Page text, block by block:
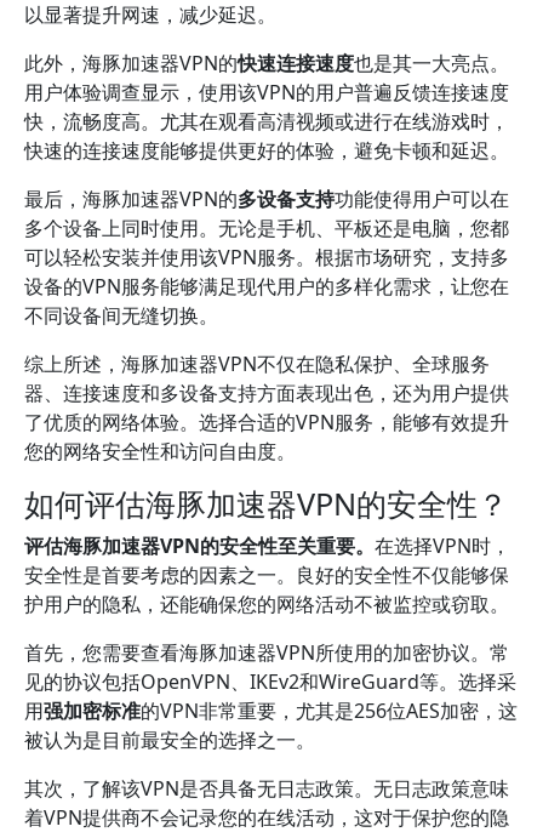
以显著提升网速，减少延迟。
此外，海豚加速器VPN的快速连接速度也是其一大亮点。
用户体验调查显示，使用该VPN的用户普遍反馈连接速度
快，流畅度高。尤其在观看高清视频或进行在线游戏时，
快速的连接速度能够提供更好的体验，避免卡顿和延迟。
最后，海豚加速器VPN的多设备支持功能使得用户可以在
多个设备上同时使用。无论是手机、平板还是电脑，您都
可以轻松安装并使用该VPN服务。根据市场研究，支持多
设备的VPN服务能够满足现代用户的多样化需求，让您在
不同设备间无缝切换。
综上所述，海豚加速器VPN不仅在隐私保护、全球服务
器、连接速度和多设备支持方面表现出色，还为用户提供
了优质的网络体验。选择合适的VPN服务，能够有效提升
您的网络安全性和访问自由度。
如何评估海豚加速器VPN的安全性？
评估海豚加速器VPN的安全性至关重要。 在选择VPN时，
安全性是首要考虑的因素之一。良好的安全性不仅能够保
护用户的隐私，还能确保您的网络活动不被监控或窃取。
首先，您需要查看海豚加速器VPN所使用的加密协议。常
见的协议包括OpenVPN、IKEv2和WireGuard等。选择采
用强加密标准的VPN非常重要，尤其是256位AES加密，这
被认为是目前最安全的选择之一。
其次，了解该VPN是否具备无日志政策。无日志政策意味
着VPN提供商不会记录您的在线活动，这对于保护您的隐